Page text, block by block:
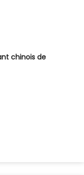
chinois de